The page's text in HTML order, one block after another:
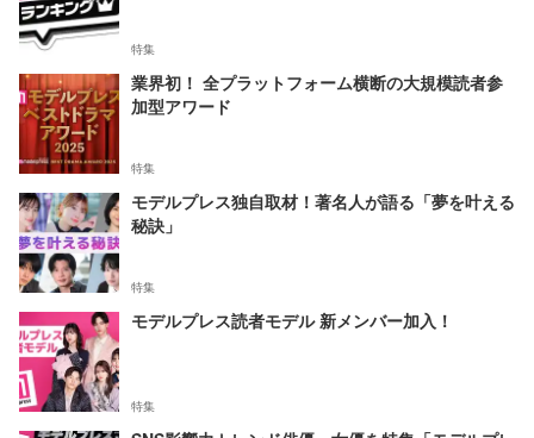
特集
業界初！ 全プラットフォーム横断の大規模読者参
加型アワード
特集
モデルプレス独自取材！著名人が語る「夢を叶える
秘訣」
特集
モデルプレス読者モデル 新メンバー加入！
特集